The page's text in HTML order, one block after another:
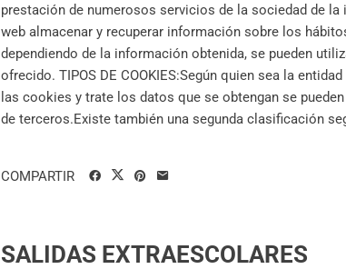
prestación de numerosos servicios de la sociedad de
web almacenar y recuperar información sobre los
dependiendo de la información obtenida, se pueden
ofrecido. TIPOS DE COOKIES:Según quien sea la
las cookies y trate los datos que se obtengan se
de terceros.Existe también una segunda clasificación
COMPARTIR
SALIDAS EXTRAESCOLARES